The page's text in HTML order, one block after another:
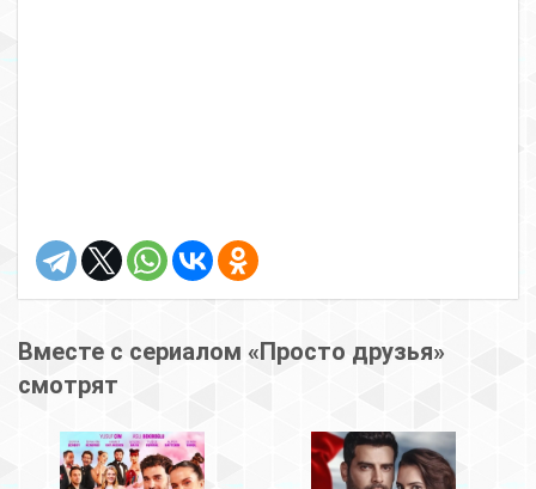
Вместе с сериалом «Просто друзья»
смотрят